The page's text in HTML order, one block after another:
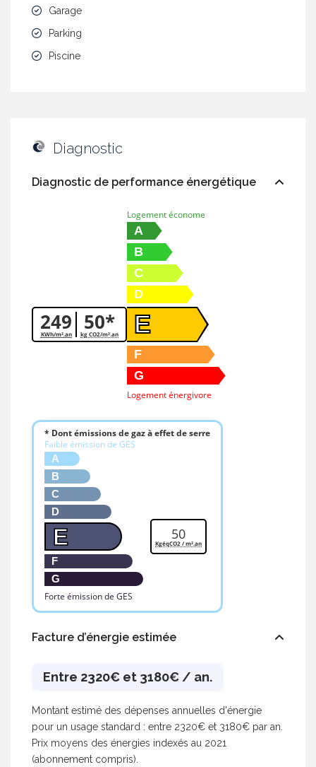
Garage
Parking
Piscine
Diagnostic
Diagnostic de performance énergétique
249
KWh/m².an 50*
kg CO2/m².an
Logement économe
A
B
C
D
E
F
G
Logement énergivore
* Dont émissions de gaz à effet de serre
Faible émission de GES
A
B
C
D
E
F
G
Forte émission de GES
50
KgéqCO2 / m².an
Facture d’énergie estimée
Entre 2320€ et 3180€ / an.
Montant estimé des dépenses annuelles d'énergie
pour un usage standard : entre 2320€ et 3180€ par an.
Prix moyens des énergies indexés au 2021
(abonnement compris).